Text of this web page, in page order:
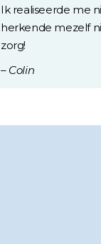
Ik realiseerde me
herkende mezelf
zorg!
– Colin